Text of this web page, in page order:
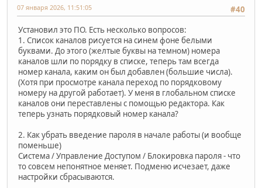
#40
07 января 2026, 11:51:05
Установил это ПО. Есть несколько вопросов:
1. Список каналов рисуется на синем фоне белыми
буквами. До этого (желтые буквы на темном) номера
каналов шли по порядку в списке, теперь там всегда
номер канала, каким он был добавлен (большие числа).
(Хотя при просмотре канала переход по порядковому
номеру на другой работает). У меня в глобальном списке
каналов они переставлены с помощью редактора. Как
теперь узнать порядковый номер канала?
2. Как убрать введение пароля в начале работы (и вообще
поменьше)
Система / Управление Доступом / Блокировка пароля - что
то совсем непонятное меняет. Подменю исчезает, даже
настройки сбрасываются.